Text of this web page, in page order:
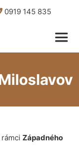
0919 145 835
Západného